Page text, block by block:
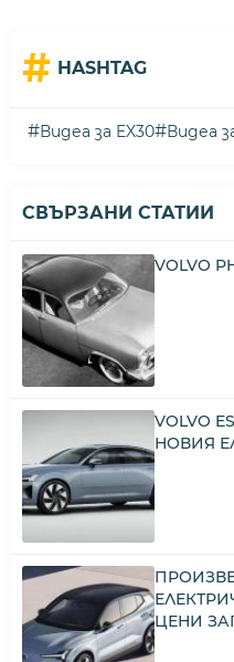
# HASHTAG
#Видеа за EX30#Видеа
СВЪРЗАНИ СТАТИИ
VOLVO
VOLVO
НОВИЯ
ЦЕНИ